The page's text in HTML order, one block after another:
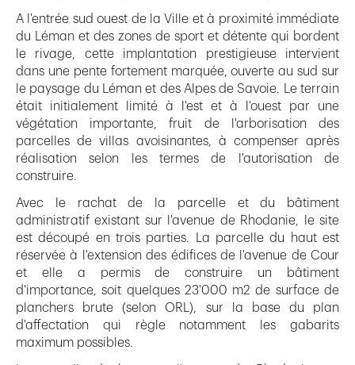
A l'entrée sud ouest de la Ville et à proximité immédiate
du Léman et des zones de sport et détente qui bordent
le rivage, cette implantation prestigieuse intervient
dans une pente fortement marquée, ouverte au sud sur
le paysage du Léman et des Alpes de Savoie. Le terrain
était initialement limité à l'est et à l'ouest par une
végétation importante, fruit de l'arborisation des
parcelles de villas avoisinantes, à compenser après
réalisation selon les termes de l'autorisation de
construire.
Avec le rachat de la parcelle et du bâtiment
administratif existant sur l'avenue de Rhodanie, le site
est découpé en trois parties. La parcelle du haut est
réservée à l'extension des édifices de l'avenue de Cour
et elle a permis de construire un bâtiment
d'importance, soit quelques 23'000 m2 de surface de
planchers brute (selon ORL), sur la base du plan
d'affectation qui règle notamment les gabarits
maximum possibles.